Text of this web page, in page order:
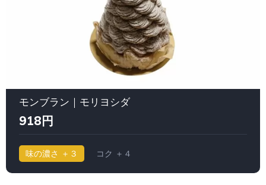
モンブラン｜モリヨシダ
918円
味の濃さ ＋３ コク ＋４